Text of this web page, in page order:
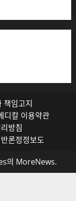
책임고지
디칼 이용약관
방침
반론정정보도
의 MoreNews.